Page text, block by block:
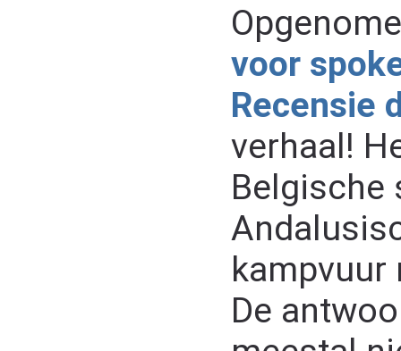
voor
Recensie
verhaal!
Belgische
kampvuur
De